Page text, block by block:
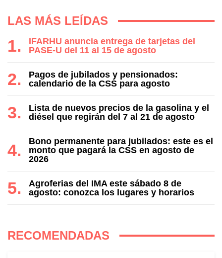
LAS MÁS LEÍDAS
IFARHU anuncia entrega de tarjetas del
PASE-U del 11 al 15 de agosto
Pagos de jubilados y pensionados:
calendario de la CSS para agosto
Lista de nuevos precios de la gasolina y el
diésel que regirán del 7 al 21 de agosto
Bono permanente para jubilados: este es el
monto que pagará la CSS en agosto de
2026
Agroferias del IMA este sábado 8 de
agosto: conozca los lugares y horarios
RECOMENDADAS